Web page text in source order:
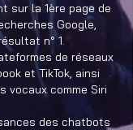
sur la 1ère page de
Google,
n° 1.
de réseaux
et TikTok, ainsi
vocaux comme Siri
des chatbots